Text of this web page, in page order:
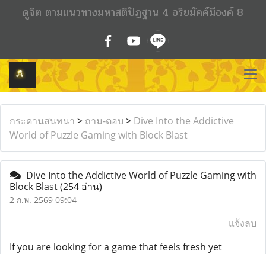
ดูจิต ตามแนวทางมหาสติปัฏฐาน 4 อริยมัคค์มีองค์ 8
กระดานสนทนา > ถาม-ตอบ > Dive Into the Addictive
World of Puzzle Gaming with Block Blast
Dive Into the Addictive World of Puzzle Gaming with
Block Blast(254 อ่าน)
2 ก.พ. 2569 09:04
แจ้งลบ
If you are looking for a game that feels fresh yet